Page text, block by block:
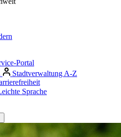
Portal
Stadtverwaltung A-Z
Sprache